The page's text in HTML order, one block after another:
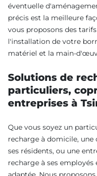
éventuelle
précis est la meilleure
vous proposons des
l'installation de votre
matériel et la main-
Solutions de
particuliers,
entreprises à
Que vous soyez un
recharge à domicile, une
ses résidents, ou une
recharge à ses